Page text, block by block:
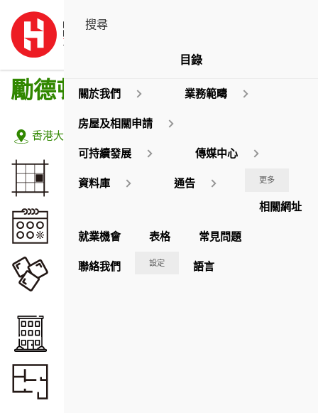
勵德邨
地址:
香港大坑勵德邨道2-38號
25,548.24
1975 / 76
座數
目錄
關於我們 業務範疇
房屋及相關申請
可持續發展 傳媒中心
資料庫 通告 更多
相關網址
就業機會 表格 常見問題
聯絡我們 設定 語言